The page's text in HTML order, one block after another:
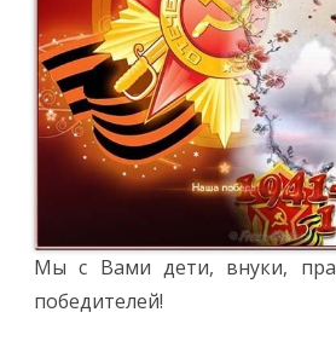
Мы с Вами дети, внуки,
победителей!